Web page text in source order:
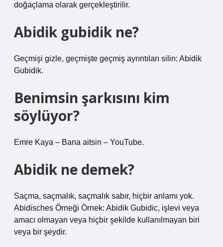
doğaçlama olarak gerçekleştirilir.
Abidik gubidik ne?
Geçmişi gizle, geçmişte geçmiş ayrıntıları silin: Abidik
Gubidik.
Benimsin şarkısını kim
söylüyor?
Emre Kaya – Bana aitsin – YouTube.
Abidik ne demek?
Saçma, saçmalık, saçmalık sabır, hiçbir anlamı yok.
Abidisches Örneği Örnek: Abidik Gubidic, işlevi veya
amacı olmayan veya hiçbir şekilde kullanılmayan biri
veya bir şeydir.